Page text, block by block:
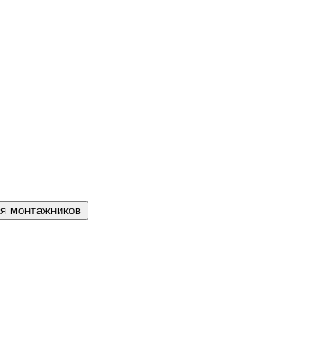
Регистрация для монтажников